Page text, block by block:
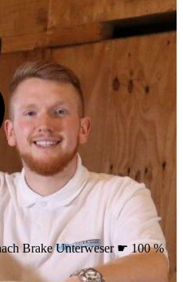
Brake Unterweser ☛ 100 %